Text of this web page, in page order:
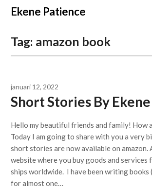
Overslaan
naar
Ekene Patience
Tag: amazon book
januari 12, 2022
Short Stories By Ekene
Hello my beautiful friends and family! How
Today I am going to share with you a very
short stories are now available on amazon.
website where you buy goods and services
ships worldwide. I have been writing books
for almost one…